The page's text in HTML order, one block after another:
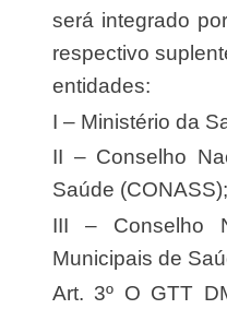
será integrado
respectivo
entidades:
I – Ministério da
II – Conselho Nacional de Secretários de
Saúde
III – Conselho Nacional de Secretarias
Municipais de
Art. 3º O GTT DMI será assessorado por